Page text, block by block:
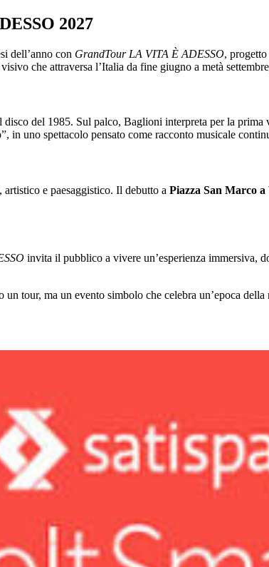
2027
dell’anno con GrandTour LA VITA È ADESSO,
che attraversa l’Italia da fine giugno a metà
del 1985. Sul palco, Baglioni interpreta per la prima
in uno spettacolo pensato come racconto musicale
e paesaggistico. Il debutto a Piazza San Marco a
invita il pubblico a vivere un’esperienza immersiva,
un tour, ma un evento simbolo che celebra un’epoca